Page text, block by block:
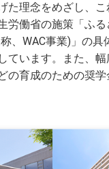
た理念をめざし、
労働省の施策「ふ
、WAC事業)」の
ています。また、
の育成のための奨